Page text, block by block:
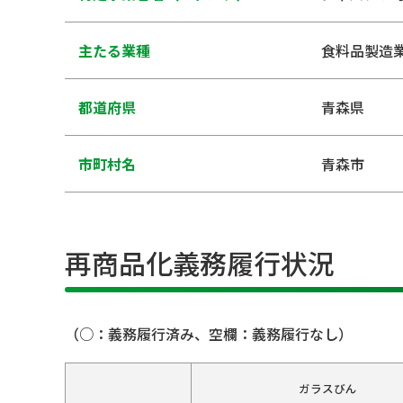
主たる業種 食料品製造
都道府県 青森県
市町村名 青森市
再商品化義務履行状況
（○：義務履行済み、空欄：義務履行なし）
ガラスびん